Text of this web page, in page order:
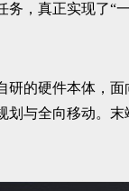
，真正实现了“
研的硬件本体，
划与全向移动。